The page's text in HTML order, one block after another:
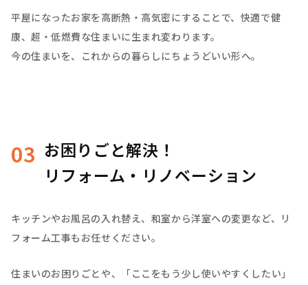
平屋になったお家を高断熱・高気密にすることで、快適で健
康、超・低燃費な住まいに生まれ変わります。
今の住まいを、これからの暮らしにちょうどいい形へ。
03 お困りごと解決！
リフォーム・リノベーション
キッチンやお風呂の入れ替え、和室から洋室への変更など、リ
フォーム工事もお任せください。
住まいのお困りごとや、「ここをもう少し使いやすくしたい」